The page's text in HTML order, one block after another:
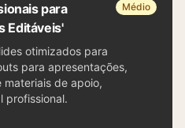
para
Editáveis'
Médio
otimizados para
para apresentações,
de apoio,
profissional.